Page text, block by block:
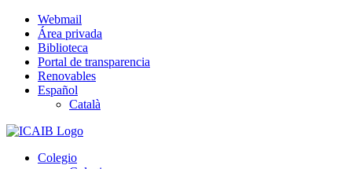
Saltar
contenido
Webmail
Área privada
Biblioteca
Portal de transparencia
Renovables
Español
Català
Colegio